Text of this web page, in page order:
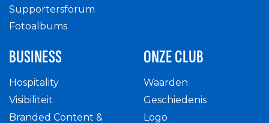
Supportersforum
Fotoalbums
BUSINESS
Hospitality
Visibiliteit
Branded Content &
ONZE CLUB
Waarden
Geschiedenis
Logo